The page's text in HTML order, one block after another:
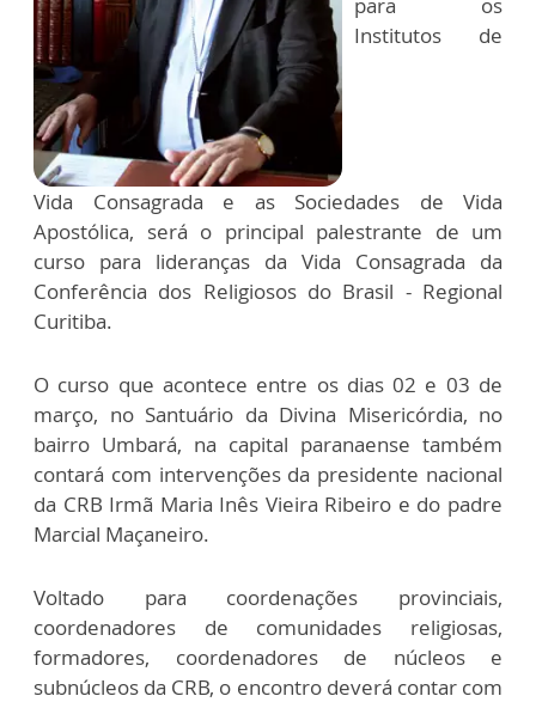
para os
Institutos de
Vida Consagrada e as Sociedades de Vida
Apostólica, será o principal palestrante de um
curso para lideranças da Vida Consagrada da
Conferência dos Religiosos do Brasil - Regional
Curitiba.
O curso que acontece entre os dias 02 e 03 de
março, no Santuário da Divina Misericórdia, no
bairro Umbará, na capital paranaense também
contará com intervenções da presidente nacional
da CRB Irmã Maria Inês Vieira Ribeiro e do padre
Marcial Maçaneiro.
Voltado para coordenações provinciais,
coordenadores de comunidades religiosas,
formadores, coordenadores de núcleos e
subnúcleos da CRB, o encontro deverá contar com